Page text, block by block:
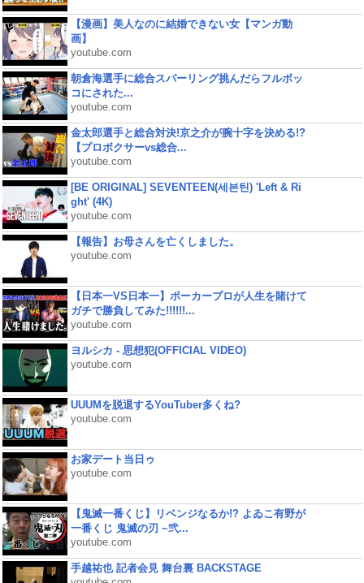
【漫画】美人なのに結婚できない女【マンガ動
画】
youtube.com
朝倉海選手に総合スパーリング挑んだらフルボッ
コにされた...
youtube.com
金太郎選手と総合対決!京之介が腕十字を決める!?
【プロボクサーvs総合...
youtube.com
[BE ORIGINAL] SEVENTEEN(세븐틴) 'Left & Ri
ght' (4K)
youtube.com
【報告】お母さんを亡くしました。
youtube.com
【日本一VS日本一】ポーカープロが人生を賭けて
ガチで勝負してみた!!!!!!...
youtube.com
ヨルシカ - 思想犯(OFFICIAL VIDEO)
youtube.com
UUUMを脱退するYouTuber多くね?
youtube.com
お家デート当日ゥ
youtube.com
【鬼滅一番くじ】リベンジなるか!? よゐこ有野が
一番くじ 鬼滅の刃 ~弐...
youtube.com
手越祐也 記者会見 舞台裏 BACKSTAGE